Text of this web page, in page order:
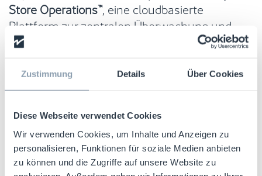
Zustimmung Details Über Cookies
Diese Webseite verwendet Cookies
Wir verwenden Cookies, um Inhalte und Anzeigen zu
personalisieren, Funktionen für soziale Medien anbieten
zu können und die Zugriffe auf unsere Website zu
Store Operations™, eine cloudbasierte
Plattform zur zentralen Überwachung und
Steuerung von RF- und RFID-Systemen. Die
Plattform liefert Echtzeitdaten zu
Systemstatus, Alarmereignissen und
operativen KPIs – einschließlich
mobile Anwendungen erhalten Store-Teams
direkten Zugriff auf diese Daten und können
schneller und gezielter reagieren.